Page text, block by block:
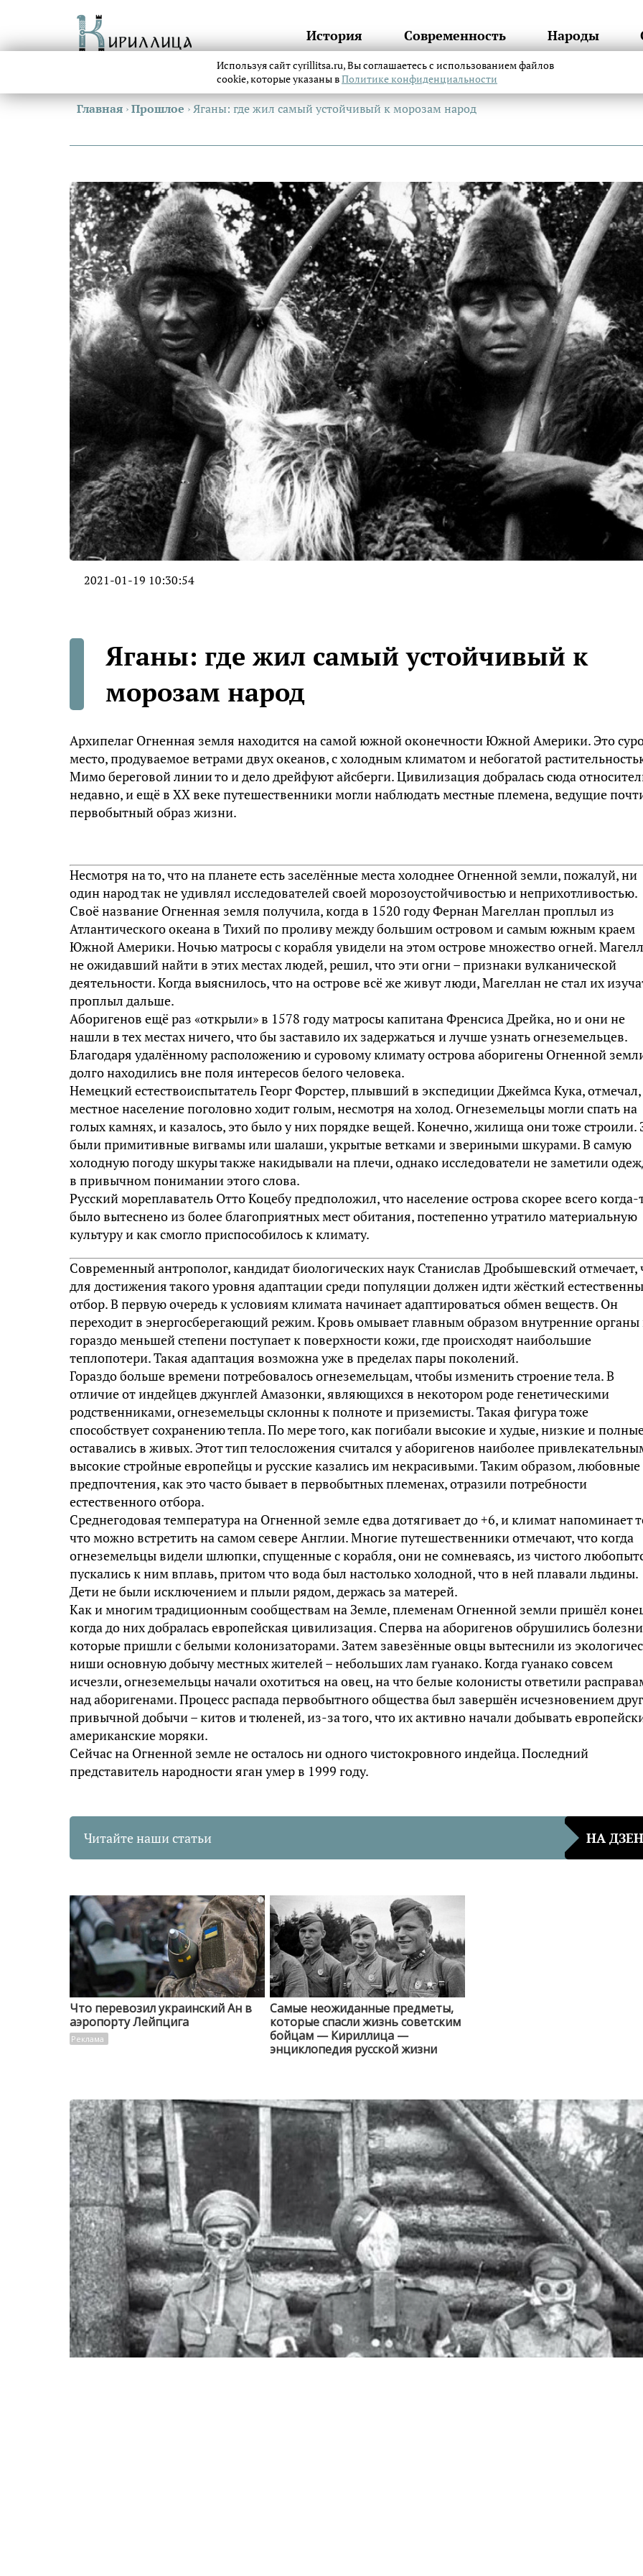
История Современность Народы
Главная ›Прошлое ›Яганы: где жил самый устойчивый к морозам народ
2021-01-19 10:30:54
Яганы: где жил самый устойчивый к
морозам народ
Архипелаг Огненная земля находится на самой южной оконечности Южной Америки. Это
место, продуваемое ветрами двух океанов, с холодным климатом и небогатой
Мимо береговой линии то и дело дрейфуют айсберги. Цивилизация добралась сюда
недавно, и ещё в ХХ веке путешественники могли наблюдать местные племена, ведущие
первобытный образ жизни.
Несмотря на то, что на планете есть заселённые места холоднее Огненной земли, пожалуй, ни
один народ так не удивлял исследователей своей морозоустойчивостью и неприхотливостью.
Своё название Огненная земля получила, когда в 1520 году Фернан Магеллан проплыл из
Атлантического океана в Тихий по проливу между большим островом и самым южным краем
Южной Америки. Ночью матросы с корабля увидели на этом острове множество огней.
не ожидавший найти в этих местах людей, решил, что эти огни – признаки вулканической
деятельности. Когда выяснилось, что на острове всё же живут люди, Магеллан не стал их
проплыл дальше.
Аборигенов ещё раз «открыли» в 1578 году матросы капитана Френсиса Дрейка, но и они не
нашли в тех местах ничего, что бы заставило их задержаться и лучше узнать огнеземельцев.
Благодаря удалённому расположению и суровому климату острова аборигены Огненной
долго находились вне поля интересов белого человека.
Немецкий естествоиспытатель Георг Форстер, плывший в экспедиции Джеймса Кука, отмечал,
местное население поголовно ходит голым, несмотря на холод. Огнеземельцы могли спать на
голых камнях, и казалось, это было у них порядке вещей. Конечно, жилища они тоже строили.
были примитивные вигвамы или шалаши, укрытые ветками и звериными шкурами. В самую
холодную погоду шкуры также накидывали на плечи, однако исследователи не заметили
в привычном понимании этого слова.
Русский мореплаватель Отто Коцебу предположил, что население острова скорее всего когда-
было вытеснено из более благоприятных мест обитания, постепенно утратило материальную
культуру и как смогло приспособилось к климату.
Современный антрополог, кандидат биологических наук Станислав Дробышевский отмечает,
для достижения такого уровня адаптации среди популяции должен идти жёсткий
отбор. В первую очередь к условиям климата начинает адаптироваться обмен веществ. Он
переходит в энергосберегающий режим. Кровь омывает главным образом внутренние органы
гораздо меньшей степени поступает к поверхности кожи, где происходят наибольшие
теплопотери. Такая адаптация возможна уже в пределах пары поколений.
Гораздо больше времени потребовалось огнеземельцам, чтобы изменить строение тела. В
отличие от индейцев джунглей Амазонки, являющихся в некотором роде генетическими
родственниками, огнеземельцы склонны к полноте и приземисты. Такая фигура тоже
способствует сохранению тепла. По мере того, как погибали высокие и худые, низкие и
оставались в живых. Этот тип телосложения считался у аборигенов наиболее
высокие стройные европейцы и русские казались им некрасивыми. Таким образом, любовные
предпочтения, как это часто бывает в первобытных племенах, отразили потребности
естественного отбора.
Среднегодовая температура на Огненной земле едва дотягивает до +6, и климат напоминает
что можно встретить на самом севере Англии. Многие путешественники отмечают, что когда
огнеземельцы видели шлюпки, спущенные с корабля, они не сомневаясь, из чистого
пускались к ним вплавь, притом что вода был настолько холодной, что в ней плавали льдины.
Дети не были исключением и плыли рядом, держась за матерей.
Как и многим традиционным сообществам на Земле, племенам Огненной земли пришёл
когда до них добралась европейская цивилизация. Сперва на аборигенов обрушились
которые пришли с белыми колонизаторами. Затем завезённые овцы вытеснили из
ниши основную добычу местных жителей – небольших лам гуанако. Когда гуанако совсем
исчезли, огнеземельцы начали охотиться на овец, на что белые колонисты ответили
над аборигенами. Процесс распада первобытного общества был завершён исчезновением
привычной добычи – китов и тюленей, из-за того, что их активно начали добывать
американские моряки.
Сейчас на Огненной земле не осталось ни одного чистокровного индейца. Последний
представитель народности яган умер в 1999 году.
Читайте наши статьи НА ДЗЕН
i
Что перевозил украинский Ан в
аэропорту Лейпцига
Самые неожиданные предметы,
которые спасли жизнь советским
бойцам — Кириллица —
энциклопедия русской жизни
Используя сайт cyrillitsa.ru, Вы соглашаетесь с использованием файлов
cookie, которые указаны вПолитике конфиденциальности